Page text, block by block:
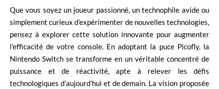
Que vous soyez un joueur passionné, un technophile avide ou
simplement curieux d’expérimenter de nouvelles technologies,
pensez à explorer cette solution innovante pour augmenter
l’efficacité de votre console. En adoptant la puce Picofly, la
Nintendo Switch se transforme en un véritable concentré de
puissance et de réactivité, apte à relever les défis
technologiques d’aujourd’hui et de demain. La vision proposée